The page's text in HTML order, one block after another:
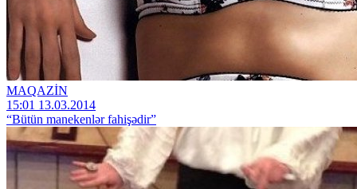
MAQAZİN
15:01 13.03.2014
“Bütün manekenlər fahişədir”